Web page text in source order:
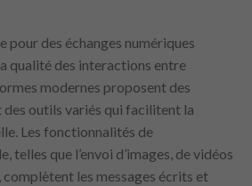
pour des échanges numériques
qualité des interactions entre
modernes proposent des
outils variés qui facilitent la
Les fonctionnalités de
telles que l’envoi d’images, de vidéos
les messages écrits et